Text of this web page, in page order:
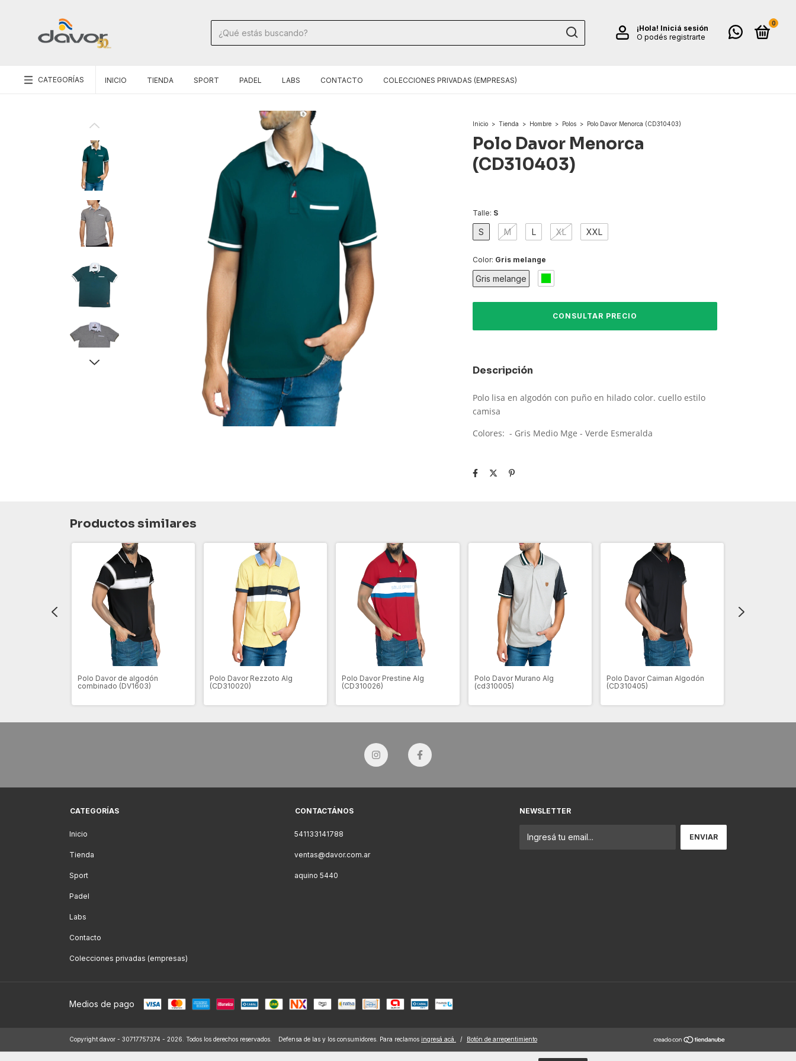
¡Hola! Iniciá sesión
O podés registrarte
0
CATEGORÍAS INICIO TIENDA SPORT PADEL LABS CONTACTO COLECCIONES PRIVADAS (EMPRESAS)
Inicio > Tienda > Hombre > Polos > Polo Davor Menorca (CD310403)
Polo Davor Menorca
(CD310403)
Talle: S
S M L XL XXL
Color: Gris melange
Gris melange
Descripción
Polo lisa en algodón con puño en hilado color. cuello estilo
camisa
Colores: - Gris Medio Mge - Verde Esmeralda
Productos similares
Polo Davor de algodón
combinado (DV1603)
Polo Davor Rezzoto Alg
(CD310020)
Polo Davor Prestine Alg
(CD310026)
Polo Davor Murano Alg
(cd310005)
Polo Davor Caiman Algodón
(CD310405)
CATEGORÍAS
Inicio
Tienda
Sport
Padel
Labs
Contacto
Colecciones privadas (empresas)
CONTACTÁNOS
541133141788
ventas@davor.com.ar
aquino 5440
NEWSLETTER
Medios de pago
Copyright davor - 30717757374 - 2026. Todos los derechos reservados. Defensa de las y los consumidores. Para reclamos ingresá acá. / Botón de arrepentimiento